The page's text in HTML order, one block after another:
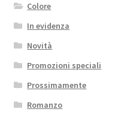
Colore
In evidenza
Novità
Promozioni speciali
Prossimamente
Romanzo